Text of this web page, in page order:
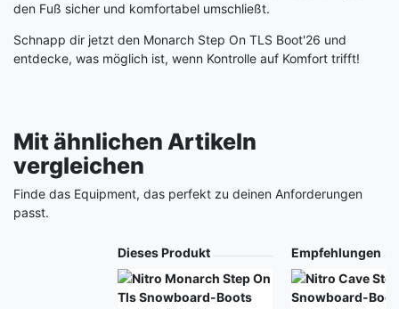
den Fuß sicher und komfortabel umschließt.
Schnapp dir jetzt den Monarch Step On TLS Boot'26 und
entdecke, was möglich ist, wenn Kontrolle auf Komfort trifft!
Mit ähnlichen Artikeln
vergleichen
Finde das Equipment, das perfekt zu deinen Anforderungen
passt.
Dieses Produkt Empfehlungen